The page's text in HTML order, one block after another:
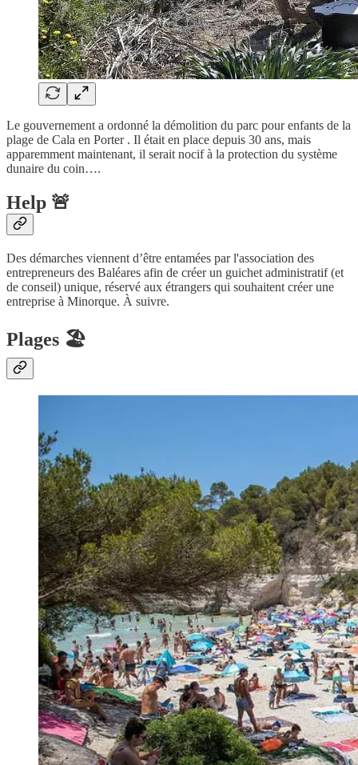
Le gouvernement a ordonné la démolition du parc pour enfants de la
plage de Cala en Porter . Il était en place depuis 30 ans, mais
apparemment maintenant, il serait nocif à la protection du système
dunaire du coin….
Help 🚨
Des démarches viennent d’être entamées par l'association des
entrepreneurs des Baléares afin de créer un guichet administratif (et
de conseil) unique, réservé aux étrangers qui souhaitent créer une
entreprise à Minorque. À suivre.
Plages 🏖